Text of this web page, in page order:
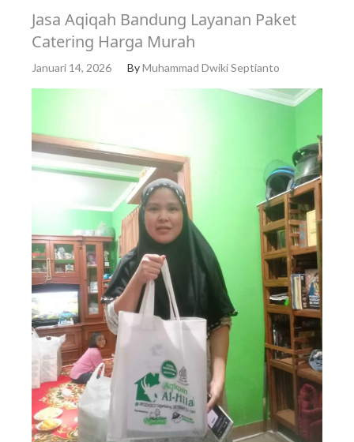
Jasa Aqiqah Bandung Layanan Paket
Catering Harga Murah
Januari 14, 2026 ByMuhammad Dwiki Septianto